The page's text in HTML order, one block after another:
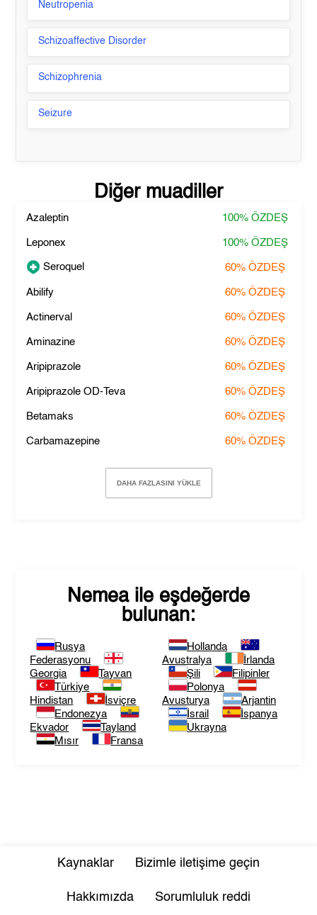
Neutropenia
Schizoaffective Disorder
Schizophrenia
Seizure
Diğer muadiller
Azaleptin 100% ÖZDEŞ
Leponex 100% ÖZDEŞ
Seroquel 60% ÖZDEŞ
Abilify 60% ÖZDEŞ
Actinerval 60% ÖZDEŞ
Aminazine 60% ÖZDEŞ
Aripiprazole 60% ÖZDEŞ
Aripiprazole OD-Teva 60% ÖZDEŞ
Betamaks 60% ÖZDEŞ
Carbamazepine 60% ÖZDEŞ
DAHA FAZLASINI YÜKLE
Nemeaile eşdeğerde
bulunan:
Rusya
Federasyonu
Georgia
Tayvan
Türkiye
Hindistan
İsviçre
Endonezya
Ekvador
Tayland
Mısır
Fransa
Hollanda
Avustralya
İrlanda
Şili
Filipinler
Polonya
Avusturya
Arjantin
İsrail
İspanya
Ukrayna
Kaynaklar Bizimle iletişime geçin
Hakkımızda Sorumluluk reddi